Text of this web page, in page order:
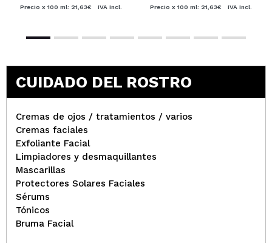
Precio x 100 ml: 21,63€ IVA Incl. Precio x 100 ml: 21,63€ IVA Incl.
CUIDADO DEL ROSTRO
Cremas de ojos / tratamientos / varios
Cremas faciales
Exfoliante Facial
Limpiadores y desmaquillantes
Mascarillas
Protectores Solares Faciales
Sérums
Tónicos
Bruma Facial